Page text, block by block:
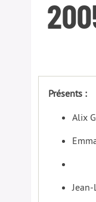
Présents :
Alix
Jean-